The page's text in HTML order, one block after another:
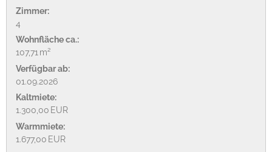
Zimmer:
4
Wohnfläche ca.:
107,71 m²
Verfügbar ab:
01.09.2026
Kaltmiete:
1.300,00 EUR
Warmmiete:
1.677,00 EUR